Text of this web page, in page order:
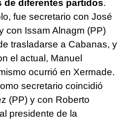
de diferentes partidos.
fue secretario con José
con Issam Alnagm (PP)
trasladarse a Cabanas, y
el actual, Manuel
ocurrió en Xermade.
secretario coincidió
(PP) y con Roberto
presidente de la